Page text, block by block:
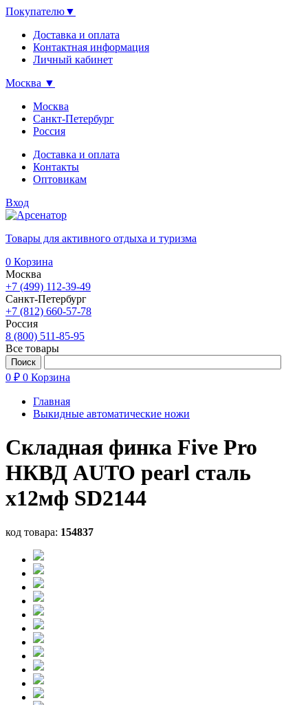
Покупателю▼
Доставка и оплата
Контактная информация
Личный кабинет
Москва ▼
Москва
Санкт-Петербург
Россия
Доставка и оплата
Контакты
Оптовикам
Вход
Товары для активного отдыха и туризма
0 Корзина
Москва
+7 (499) 112-39-49
Санкт-Петербург
+7 (812) 660-57-78
Россия
8 (800) 511-85-95
Все товары
0 ₽ 0 Корзина
Главная
Выкидные автоматические ножи
Складная финка Five Pro
НКВД AUTO pearl сталь
х12мф SD2144
код товара: 154837